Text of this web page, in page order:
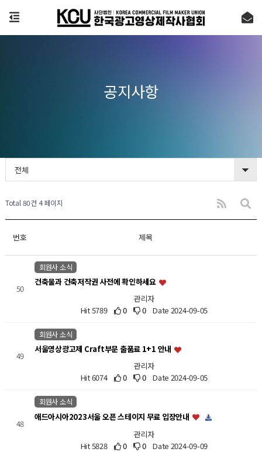
공지사항
전체
Total 80건 4 페이지
번호 제목
50
회원사 소식
건축물과 건축저작권 사전에 확인하세요
관리자
Hit 5789
0 0 Date 2024-09-05
49
회원사 소식
서울영상광고제 Craft부문 출품료 1+1 안내
관리자
Hit 6074
0 0 Date 2024-09-05
48
회원사 소식
애드아시아2023서울 오픈 스테이지 무료 입장안내
관리자
Hit 5828
0 0 Date 2024-09-09